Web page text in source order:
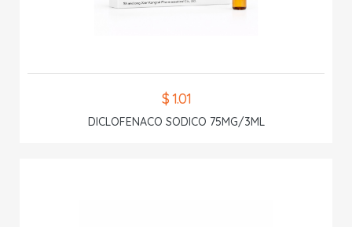
$ 1.01
DICLOFENACO SODICO 75MG/3ML